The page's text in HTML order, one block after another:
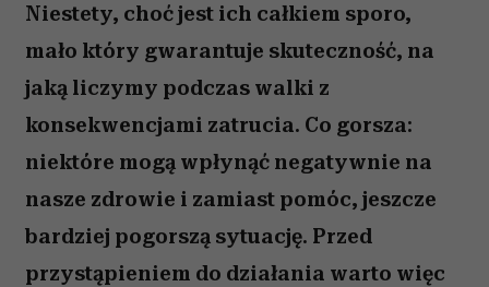
Niestety, choć jest ich całkiem sporo,
mało który gwarantuje skuteczność, na
jaką liczymy podczas walki z
konsekwencjami zatrucia. Co gorsza:
niektóre mogą wpłynąć negatywnie na
nasze zdrowie i zamiast pomóc, jeszcze
bardziej pogorszą sytuację. Przed
przystąpieniem do działania warto więc